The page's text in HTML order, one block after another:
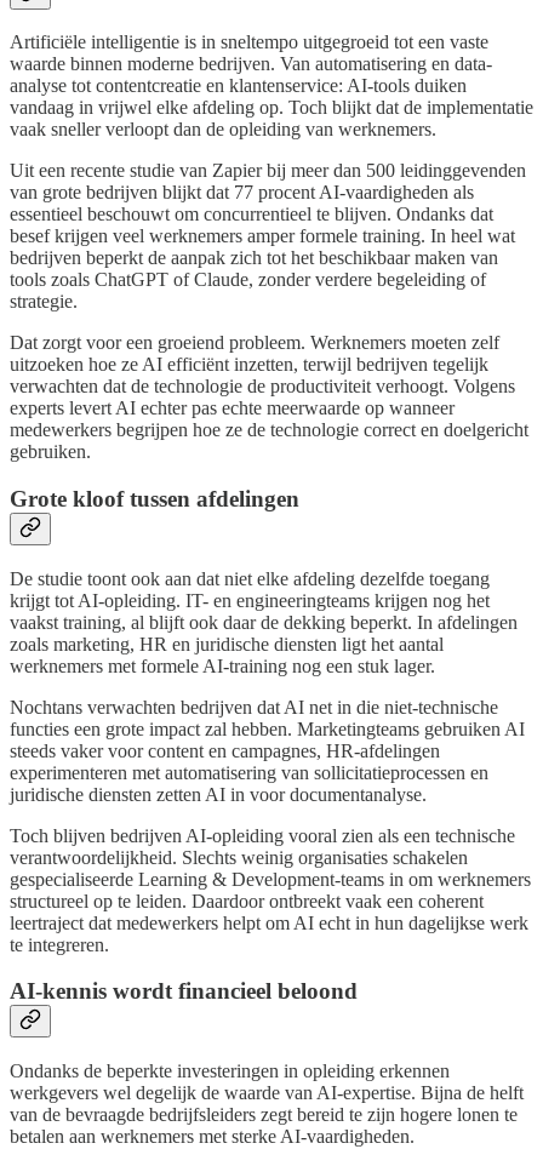
Artificiële intelligentie is in sneltempo uitgegroeid tot een vaste
waarde binnen moderne bedrijven. Van automatisering en data-
analyse tot contentcreatie en klantenservice: AI-tools duiken
vandaag in vrijwel elke afdeling op. Toch blijkt dat de implementatie
vaak sneller verloopt dan de opleiding van werknemers.
Uit een recente studie van Zapier bij meer dan 500 leidinggevenden
van grote bedrijven blijkt dat 77 procent AI-vaardigheden als
essentieel beschouwt om concurrentieel te blijven. Ondanks dat
besef krijgen veel werknemers amper formele training. In heel wat
bedrijven beperkt de aanpak zich tot het beschikbaar maken van
tools zoals ChatGPT of Claude, zonder verdere begeleiding of
strategie.
Dat zorgt voor een groeiend probleem. Werknemers moeten zelf
uitzoeken hoe ze AI efficiënt inzetten, terwijl bedrijven tegelijk
verwachten dat de technologie de productiviteit verhoogt. Volgens
experts levert AI echter pas echte meerwaarde op wanneer
medewerkers begrijpen hoe ze de technologie correct en doelgericht
gebruiken.
Grote kloof tussen afdelingen
De studie toont ook aan dat niet elke afdeling dezelfde toegang
krijgt tot AI-opleiding. IT- en engineeringteams krijgen nog het
vaakst training, al blijft ook daar de dekking beperkt. In afdelingen
zoals marketing, HR en juridische diensten ligt het aantal
werknemers met formele AI-training nog een stuk lager.
Nochtans verwachten bedrijven dat AI net in die niet-technische
functies een grote impact zal hebben. Marketingteams gebruiken AI
steeds vaker voor content en campagnes, HR-afdelingen
experimenteren met automatisering van sollicitatieprocessen en
juridische diensten zetten AI in voor documentanalyse.
Toch blijven bedrijven AI-opleiding vooral zien als een technische
verantwoordelijkheid. Slechts weinig organisaties schakelen
gespecialiseerde Learning & Development-teams in om werknemers
structureel op te leiden. Daardoor ontbreekt vaak een coherent
leertraject dat medewerkers helpt om AI echt in hun dagelijkse werk
te integreren.
AI-kennis wordt financieel beloond
Ondanks de beperkte investeringen in opleiding erkennen
werkgevers wel degelijk de waarde van AI-expertise. Bijna de helft
van de bevraagde bedrijfsleiders zegt bereid te zijn hogere lonen te
betalen aan werknemers met sterke AI-vaardigheden.